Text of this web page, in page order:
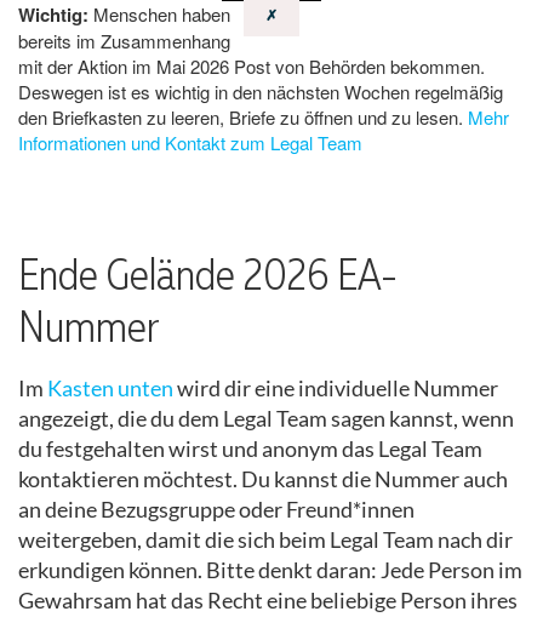
Ende Gelände 2026 EA-
Nummer
Im Kasten untenwird dir eine individuelle Nummer
angezeigt, die du dem Legal Team sagen kannst, wenn
du festgehalten wirst und anonym das Legal Team
kontaktieren möchtest. Du kannst die Nummer auch
an deine Bezugsgruppe oder Freund*innen
weitergeben, damit die sich beim Legal Team nach dir
erkundigen können. Bitte denkt daran: Jede Person im
Gewahrsam hat das Recht eine beliebige Person ihres
✗
Wichtig: Menschen haben
bereits im Zusammenhang
mit der Aktion im Mai 2026 Post von Behörden bekommen.
Deswegen ist es wichtig in den nächsten Wochen regelmäßig
den Briefkasten zu leeren, Briefe zu öffnen und zu lesen. Mehr
Informationen und Kontakt zum Legal Team